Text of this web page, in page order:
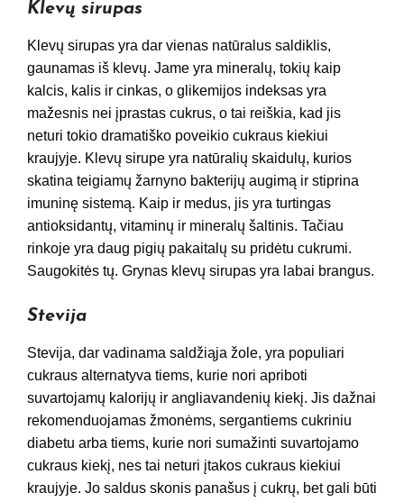
Klevų sirupas
Klevų sirupas yra dar vienas natūralus saldiklis,
gaunamas iš klevų. Jame yra mineralų, tokių kaip
kalcis, kalis ir cinkas, o glikemijos indeksas yra
mažesnis nei įprastas cukrus, o tai reiškia, kad jis
neturi tokio dramatiško poveikio cukraus kiekiui
kraujyje. Klevų sirupe yra natūralių skaidulų, kurios
skatina teigiamų žarnyno bakterijų augimą ir stiprina
imuninę sistemą. Kaip ir medus, jis yra turtingas
antioksidantų, vitaminų ir mineralų šaltinis. Tačiau
rinkoje yra daug pigių pakaitalų su pridėtu cukrumi.
Saugokitės tų. Grynas klevų sirupas yra labai brangus.
Stevija
Stevija, dar vadinama saldžiąja žole, yra populiari
cukraus alternatyva tiems, kurie nori apriboti
suvartojamų kalorijų ir angliavandenių kiekį. Jis dažnai
rekomenduojamas žmonėms, sergantiems cukriniu
diabetu arba tiems, kurie nori sumažinti suvartojamo
cukraus kiekį, nes tai neturi įtakos cukraus kiekiui
kraujyje. Jo saldus skonis panašus į cukrų, bet gali būti